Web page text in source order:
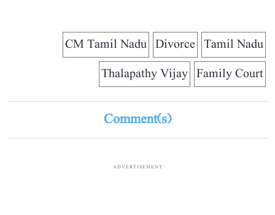
Tamil Nadu
Divorce
CM Tamil Nadu
Family Court
Thalapathy Vijay
Comment(s)
ADVERTISEMENT